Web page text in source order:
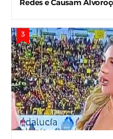
Redes e Causam